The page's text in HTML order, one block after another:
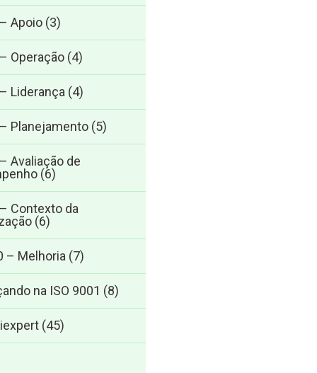
Apoio (3)
Operação (4)
Liderança (4)
Planejamento (5)
Avaliação de
(6)
Contexto da
(6)
– Melhoria (7)
na ISO 9001 (8)
(45)